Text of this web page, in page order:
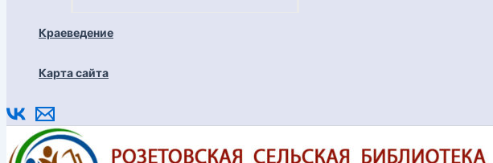
Краеведение
Карта сайта